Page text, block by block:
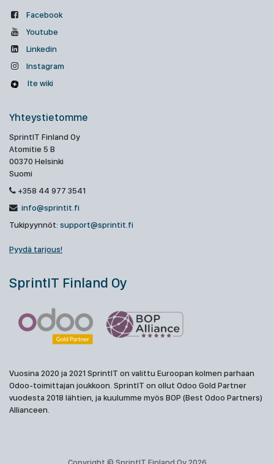
Facebook
Youtube
Linkedin
Instagram
Ite wiki
Yhteystietomme
SprintIT Finland Oy
Atomitie 5 B
00370 Helsinki
Suomi
+358 44 977 3541
info@sprintit.fi
Tukipyynnöt: support@sprintit.fi
Pyydä tarjous!
SprintIT Finland Oy
Vuosina 2020 ja 2021 SprintIT on valittu Euroopan kolmen parhaan
Odoo-toimittajan joukkoon. SprintIT on ollut Odoo Gold Partner
vuodesta 2018 lähtien, ja kuulumme myös BOP (Best Odoo Partners)
Allianceen.
Copyright © SprintIT Finland Oy 2026